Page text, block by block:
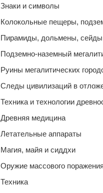
Знаки и символы
Колокольные пещеры,
Пирамиды, дольмены, сейды
Подземно-наземный
Руины мегалитических
Следы цивилизаций в
Техника и технологии
Древняя медицина
Летательные аппараты
Магия, майя и сиддхи
Оружие массового поражения
Техника